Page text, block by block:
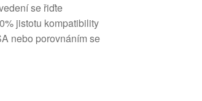
se řiďte
jistotu kompatibility
nebo porovnáním se